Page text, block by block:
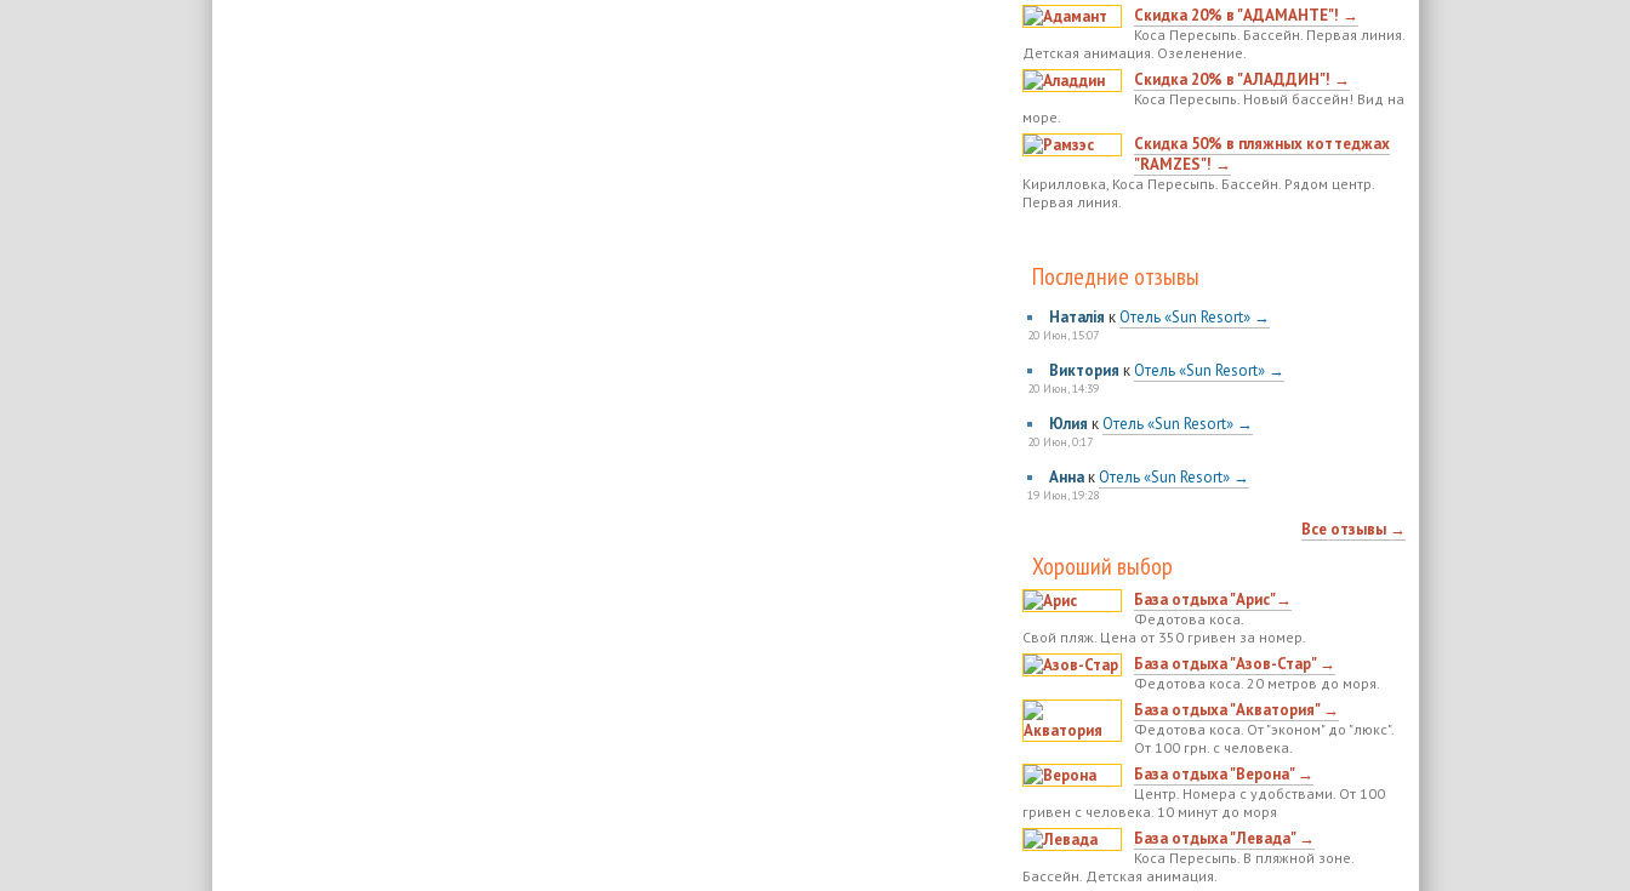
Скидка 20% в "АДАМАНТЕ"! →
Коса Пересыпь. Бассейн. Первая линия.
Детская анимация. Озеленение.
Скидка 20% в "АЛАДДИН"! →
Коса Пересыпь. Новый бассейн! Вид на
море.
Скидка 50% в пляжных коттеджах
"RAMZES"! →
Кирилловка, Коса Пересыпь. Бассейн. Рядом центр.
Первая линия.
Последние отзывы
Наталія кОтель «Sun Resort» →
20 Июн, 15:07
Виктория кОтель «Sun Resort» →
20 Июн, 14:39
Юлия кОтель «Sun Resort» →
20 Июн, 0:17
АннакОтель «Sun Resort» →
19 Июн, 19:28
Все отзывы →
Хороший выбор
База отдыха "Арис"→
Федотова коса.
Свой пляж. Цена от 350 гривен за номер.
База отдыха "Азов-Стар" →
Федотова коса. 20 метров до моря.
База отдыха "Акватория" →
Федотова коса. От "эконом" до "люкс".
От 100 грн. с человека.
База отдыха "Верона" →
Центр. Номера с удобствами. От 100
гривен с человека. 10 минут до моря
База отдыха "Левада" →
Коса Пересыпь. В пляжной зоне.
Бассейн. Детская анимация.